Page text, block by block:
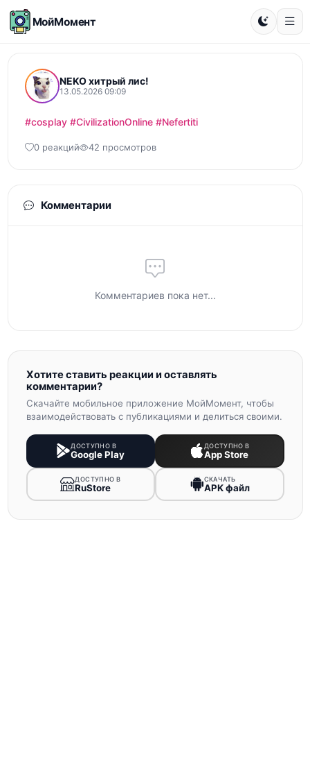
МойМомент
NEKO хитрый лис!
13.05.2026 09:09
#cosplay #CivilizationOnline #Nefertiti
0 реакций 42 просмотров
Комментарии
Комментариев пока нет...
Хотите ставить реакции и оставлять
комментарии?
Скачайте мобильное приложение МойМомент, чтобы
взаимодействовать с публикациями и делиться своими.
ДОСТУПНО В
Google Play
ДОСТУПНО В
App Store
ДОСТУПНО В
RuStore
СКАЧАТЬ
APK файл